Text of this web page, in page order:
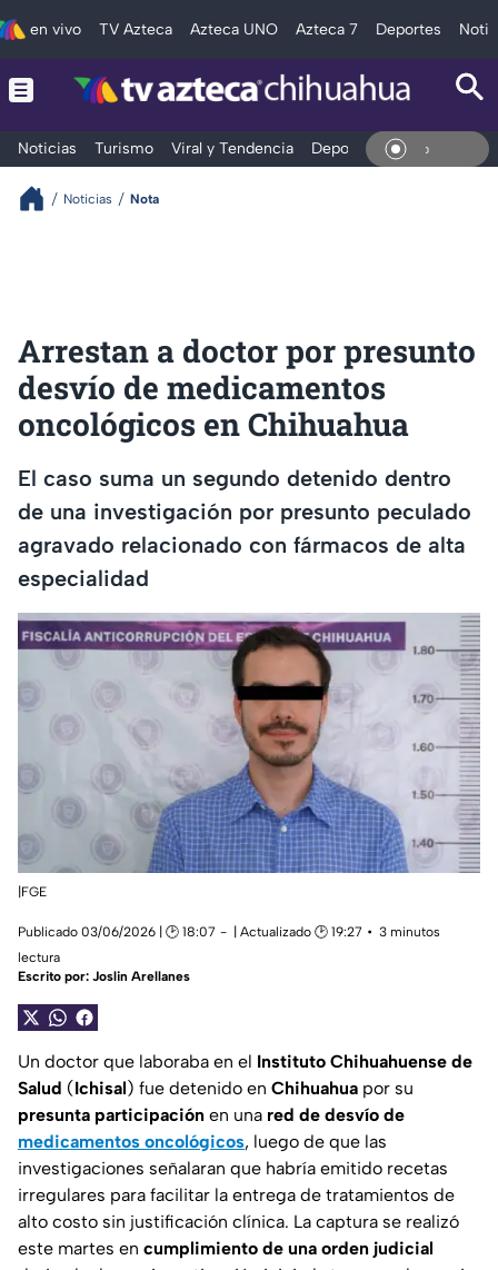
en vivo TV Azteca Azteca UNO Azteca 7 Deportes
Noticias Turismo Viral y Tendencia Deportes Espectáculos
En Vivo
Noticias Nota
Arrestan a doctor por presunto
desvío de medicamentos
oncológicos en Chihuahua
El caso suma un segundo detenido dentro
de una investigación por presunto peculado
agravado relacionado con fármacos de alta
especialidad
|FGE
Publicado 03/06/2026 | 🕑 18:07 | Actualizado 🕑 19:27
3 minutos
lectura
Escrito por: Joslin Arellanes
Un doctor que laboraba en el Instituto Chihuahuense de
Salud (Ichisal) fue detenido en Chihuahua por su
presunta participación en una red de desvío de
medicamentos oncológicos, luego de que las
investigaciones señalaran que habría emitido recetas
irregulares para facilitar la entrega de tratamientos de
alto costo sin justificación clínica. La captura se realizó
este martes en cumplimiento de una orden judicial